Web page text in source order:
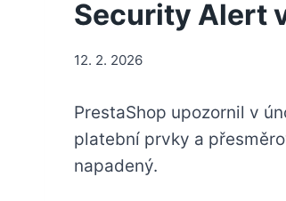
Security Alert
12. 2. 2026
PrestaShop upozornil v
platební prvky a
napadený.